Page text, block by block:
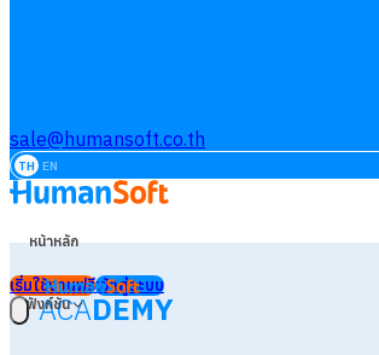
sale@humansoft.co.th
TH EN
หน้าหลัก
ฟังก์ชัน
เริ่มใช้งานฟรีเข้าสู่ระบบ
ACADEMY